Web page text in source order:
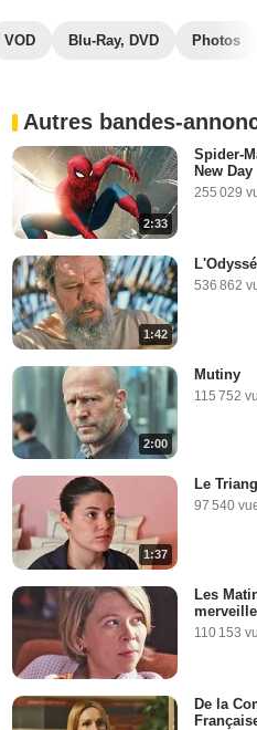
VOD Blu-Ray, DVD Photos
Autres bandes-
2:33
Spider-
New Day
255 029
1:42
536 862
2:00
Mutiny
115 752
1:37
Le
97 540
Les
110 153
De la